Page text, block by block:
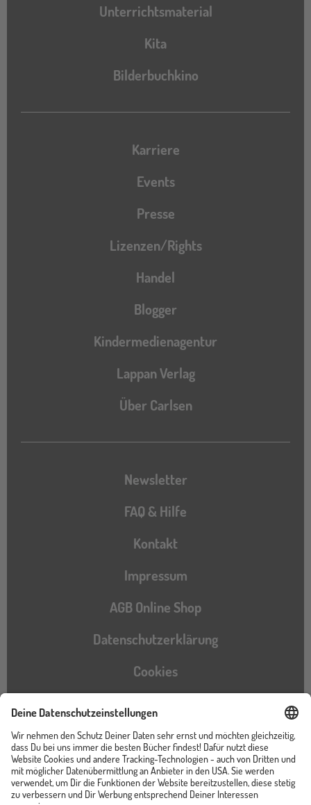
Unterrichtsmaterial
Kita
Bilderbuchkino
Karriere
Events
Presse
Lizenzen/Rights
Handel
Blogger
Kindermedienagentur
Lappan Verlag
Über Carlsen
Newsletter
FAQ & Hilfe
Kontakt
Impressum
AGB Online Shop
Datenschutzerklärung
Cookies
Barrierefreiheitserklärung
Instagram
TikTokPinterestYouTubeFacebook